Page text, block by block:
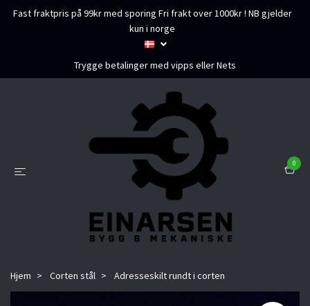
Fast fraktpris på 99kr med sporing Fri frakt over 1000kr ! NB gjelder
kun i norge
Trygge betalinger med vipps eller Nets
0
Hjem Corten stål Adresseskilt rundt i corten